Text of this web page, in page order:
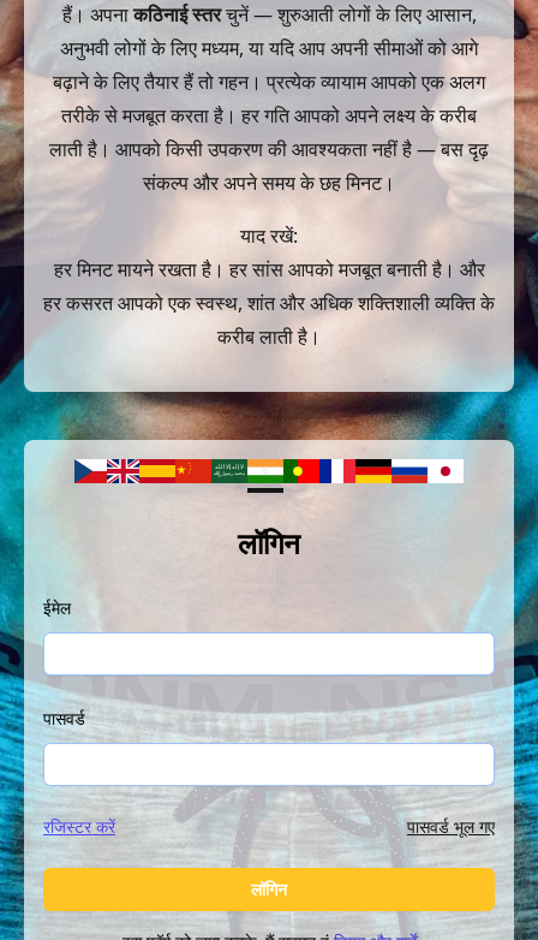
हैं। अपनाकठिनाई स्तरचुनें — शुरुआती लोगों के लिए आसान,
अनुभवी लोगों के लिए मध्यम, या यदि आप अपनी सीमाओं को आगे
बढ़ाने के लिए तैयार हैं तो गहन। प्रत्येक व्यायाम आपको एक अलग
तरीके से मजबूत करता है। हर गति आपको अपने लक्ष्य के करीब
लाती है। आपको किसी उपकरण की आवश्यकता नहीं है — बस दृढ़
संकल्प और अपने समय के छह मिनट।
याद रखें:
हर मिनट मायने रखता है। हर सांस आपको मजबूत बनाती है। और
हर कसरत आपको एक स्वस्थ, शांत और अधिक शक्तिशाली व्यक्ति के
करीब लाती है।
लॉगिन
ईमेल
पासवर्ड
रजिस्टर करें पासवर्ड भूल गए
लॉगिन